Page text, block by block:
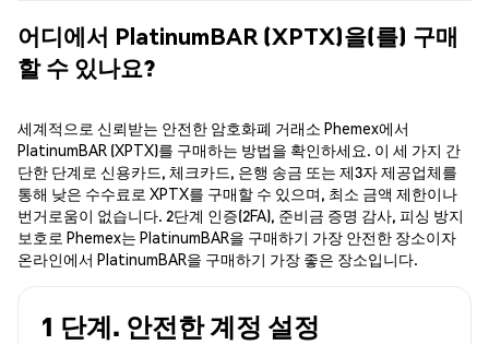
어디에서 PlatinumBAR (XPTX)을(를) 구매
할 수 있나요?
세계적으로 신뢰받는 안전한 암호화폐 거래소 Phemex에서
PlatinumBAR (XPTX)를 구매하는 방법을 확인하세요. 이 세 가지 간
단한 단계로 신용카드, 체크카드, 은행 송금 또는 제3자 제공업체를
통해 낮은 수수료로 XPTX를 구매할 수 있으며, 최소 금액 제한이나
번거로움이 없습니다. 2단계 인증(2FA), 준비금 증명 감사, 피싱 방지
보호로 Phemex는 PlatinumBAR을 구매하기 가장 안전한 장소이자
온라인에서 PlatinumBAR을 구매하기 가장 좋은 장소입니다.
1 단계. 안전한 계정 설정